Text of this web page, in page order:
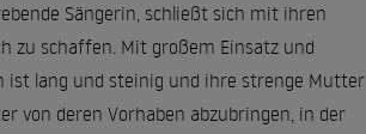
Sängerin, schließt sich mit ihren
zu schaffen. Mit großem Einsatz und
ist lang und steinig und ihre strenge Mutter
von deren Vorhaben abzubringen, in der